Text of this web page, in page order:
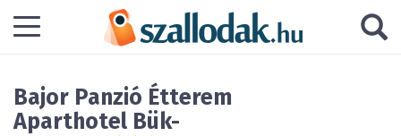
Bajor Panzió Étterem
Aparthotel Bük-